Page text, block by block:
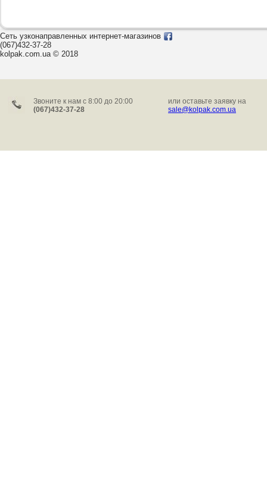
Сеть узконаправленных интернет-магазинов
(067)432-37-28
kolpak.com.ua © 2018
Звоните к нам c 8:00 до 20:00
(067)432-37-28
или оставьте заявку на
sale@kolpak.com.ua